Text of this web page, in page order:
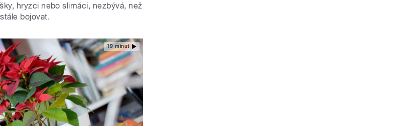
hryzci nebo slimáci, nezbývá, než
bojovat.
19 minut